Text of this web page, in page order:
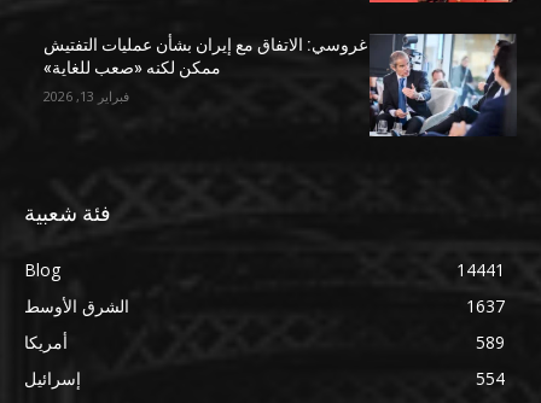
غروسي: الاتفاق مع إيران بشأن عمليات التفتيش
ممكن لكنه «صعب للغاية»
فبراير 13, 2026
فئة شعبية
Blog
14441
الشرق الأوسط
1637
أمريكا
589
إسرائيل
554